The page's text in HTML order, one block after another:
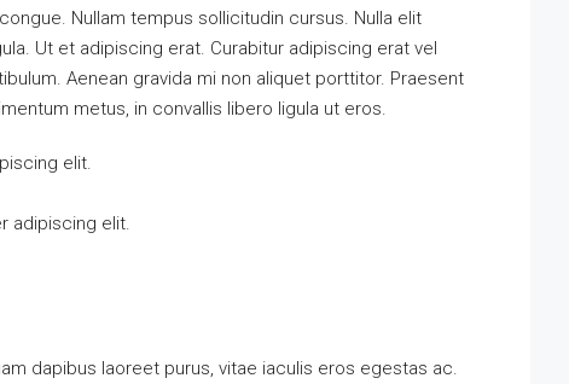
Nullam tempus sollicitudin cursus. Nulla elit
Ut et adipiscing erat. Curabitur adipiscing erat vel
Aenean gravida mi non aliquet porttitor. Praesent
metus, in convallis libero ligula ut eros.
elit.
adipiscing elit.
dapibus laoreet purus, vitae iaculis eros egestas ac.